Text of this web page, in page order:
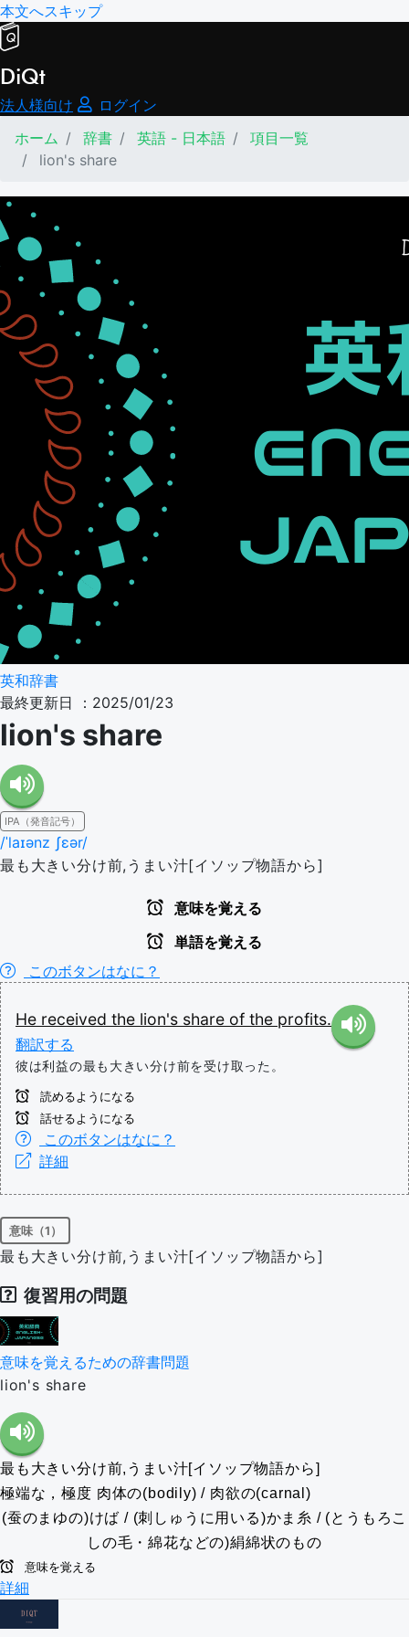
本文へスキップ
DiQt
法人様向け
ログイン
ホーム
辞書 英語 - 日本語
項目一覧
lion's share
英和辞書
最終更新日 ：2025/01/23
lion's share
IPA（発音記号）
/ˈlaɪənz ʃɛər/
最も大きい分け前,うまい汁[イソップ物語から]
意味を覚える
単語を覚える
このボタンはなに？
He received the lion's share of the profits.
翻訳する
彼は利益の最も大きい分け前を受け取った。
読めるようになる
話せるようになる
このボタンはなに？
詳細
意味（1）
最も大きい分け前,うまい汁[イソップ物語から]
復習用の問題
意味を覚えるための辞書問題
lion's share
最も大きい分け前,うまい汁[イソップ物語から]
極端な，極度 肉体の(bodily) / 肉欲の(carnal)
(蚕のまゆの)けば / (刺しゅうに用いる)かま糸 / (とうもろこ
しの毛・綿花などの)絹綿状のもの
意味を覚える
詳細